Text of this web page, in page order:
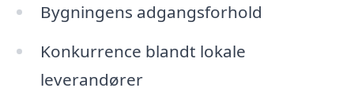
Bygningens adgangsforhold
Konkurrence blandt lokale
leverandører